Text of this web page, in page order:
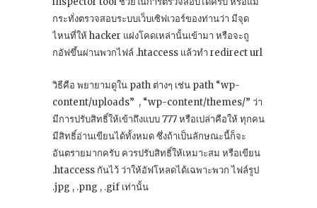
กระทั่งตรวจสอบระบบเว็บเซิฟเวอร์ของท่านว่า มีจุด
ไหนที่ให้ hacker แฝงโคดเหล่านั้นเข้ามา หรือจะถู
กอัฟขึ้นผ่านพวกไฟล์ .htaccess แล้วทำ redirect url
วิธีคือ พยายามดูใน path ต่างๆ เช่น path “wp-
content/uploads” , “wp-content/themes/” ว่า
มีการปรับสิทธิ์ให้เข้าถึงแบบ 777 หรือเปล่าคือให้ ทุกคน
มีสิทธิ์อ่านเขียนได้ทั้งหมด ซึ่งถ้าเป็นลักษณะนี้ก็จะ
อันตรายมากครับ ควรปรับสิทธิ์ให้เหมาะสม หรือเขียน
.htaccess กันไว้ ว่าให้อัฟโหลดได้เฉพาะพวก ไฟล์รูป
.jpg , .png , .gif เท่านั้น